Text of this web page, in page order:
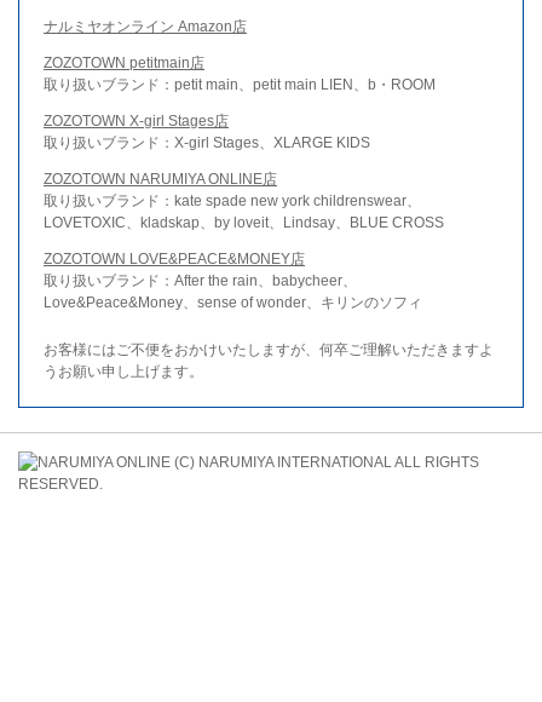
ナルミヤオンライン Amazon店
ZOZOTOWN petitmain店
取り扱いブランド：petit main、petit main LIEN、b・ROOM
ZOZOTOWN X-girl Stages店
取り扱いブランド：X-girl Stages、XLARGE KIDS
ZOZOTOWN NARUMIYA ONLINE店
取り扱いブランド：kate spade new york childrenswear、
LOVETOXIC、kladskap、by loveit、Lindsay、BLUE CROSS
ZOZOTOWN LOVE&PEACE&MONEY店
取り扱いブランド：After the rain、babycheer、
Love&Peace&Money、sense of wonder、キリンのソフィ
お客様にはご不便をおかけいたしますが、何卒ご理解いただきますよ
うお願い申し上げます。